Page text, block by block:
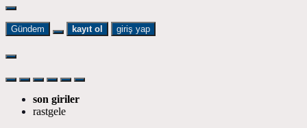
Gündem kayıt ol giriş yap
son giriler
rastgele